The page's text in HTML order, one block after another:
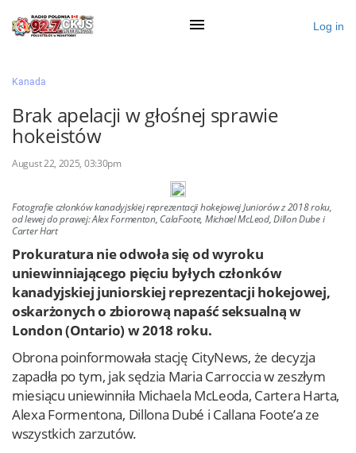
Ogłoś się
Działy
Zaloguj przez Clascal
Log in
Kanada
Brak apelacji w głośnej sprawie
hokeistów
August 22, 2025, 03:30pm
Fotografie członków kanadyjskiej reprezentacji hokejowej Juniorów z 2018 roku,
od lewej do prawej: Alex Formenton, CalaFoote, Michael McLeod, Dillon Dube i
Carter Hart
Prokuratura nie odwoła się od wyroku
uniewinniającego pięciu byłych członków
kanadyjskiej juniorskiej reprezentacji hokejowej,
oskarżonych o zbiorową napaść seksualną w
London (Ontario) w 2018 roku.
Obrona poinformowała stację CityNews, że decyzja
zapadła po tym, jak sędzia Maria Carroccia w zeszłym
miesiącu uniewinniła Michaela McLeoda, Cartera Harta,
Alexa Formentona, Dillona Dubé i Callana Foote’a ze
wszystkich zarzutów.